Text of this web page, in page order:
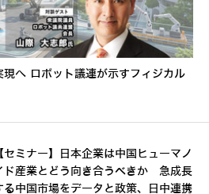
現へ ロボット議連が示すフィジカル
セミナー】日本企業は中国ヒューマノ
ド産業とどう向き合うべきか 急成長
る中国市場をデータと政策、日中連携